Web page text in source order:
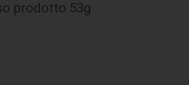
prodotto 53g